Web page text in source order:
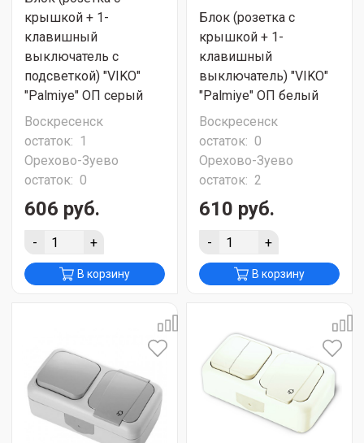
крышкой + 1-
клавишный
выключатель с
подсветкой) "VIKO"
"Palmiye" ОП серый
Воскресенск
остаток: 1
Орехово-Зуево
остаток: 0
606 руб.
- +
В корзину
Блок (розетка с
крышкой + 1-
клавишный
выключатель) "VIKO"
"Palmiye" ОП белый
Воскресенск
остаток: 0
Орехово-Зуево
остаток: 2
610 руб.
- +
В корзину